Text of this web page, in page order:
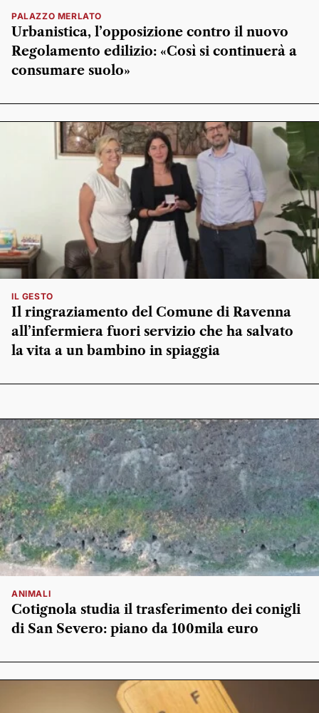
PALAZZO MERLATO
Urbanistica, l’opposizione contro il nuovo
Regolamento edilizio: «Così si continuerà a
consumare suolo»
IL GESTO
Il ringraziamento del Comune di Ravenna
all’infermiera fuori servizio che ha salvato
la vita a un bambino in spiaggia
ANIMALI
Cotignola studia il trasferimento dei conigli
di San Severo: piano da 100mila euro